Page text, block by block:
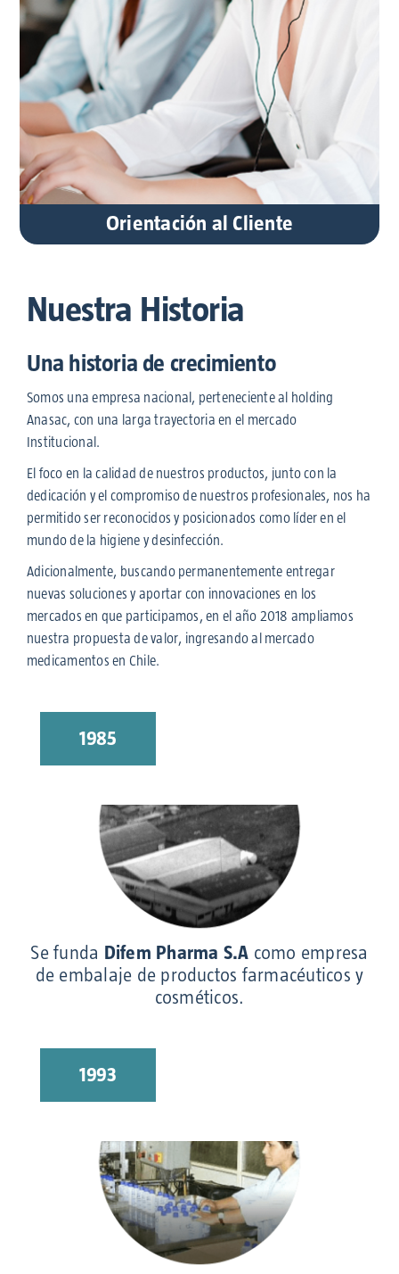
Orientación al Cliente
Nuestra Historia
Una historia de crecimiento
Somos una empresa nacional, perteneciente al holding
Anasac, con una larga trayectoria en el mercado
Institucional.
El foco en la calidad de nuestros productos, junto con la
dedicación y el compromiso de nuestros profesionales, nos ha
permitido ser reconocidos y posicionados como líder en el
mundo de la higiene y desinfección.
Adicionalmente, buscando permanentemente entregar
nuevas soluciones y aportar con innovaciones en los
mercados en que participamos, en el año 2018 ampliamos
nuestra propuesta de valor, ingresando al mercado
medicamentos en Chile.
1985
Se funda Difem Pharma S.A como empresa
de embalaje de productos farmacéuticos y
cosméticos.
1993